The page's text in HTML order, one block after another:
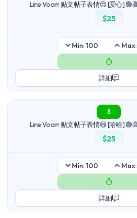
Line Voom 贴文帖子表情😍 [爱心] 🟢
$25
Min: 100
詳細
8
Line Voom 贴文帖子表情😆 [哈哈] 🟢
$25
Min: 100
詳細